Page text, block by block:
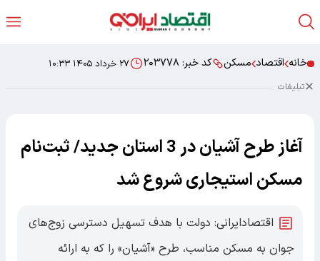
خانه اقتصاد مسکن کد خبر: ۲۰۳۷۷۸ ۲۷ خرداد ۱۴۰۵ ۱۰:۳۳
تبلیغات
آغاز طرح آشیان در 3 استان جدید/ ثبت‌نام
مسکن استیجاری شروع شد
اقتصادایرانی: دولت با هدف تسهیل دسترسی زوج‌های
جوان به مسکن مناسب، طرح «آشیان» را که به ارائه